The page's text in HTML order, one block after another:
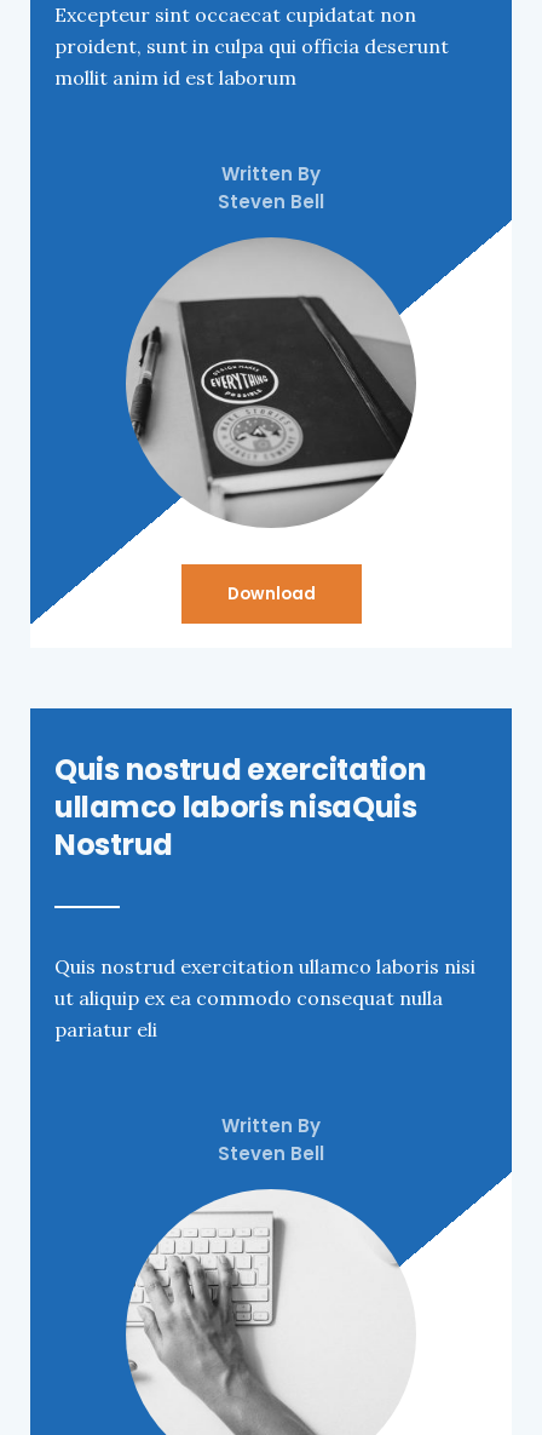
Excepteur sint occaecat cupidatat non
proident, sunt in culpa qui officia deserunt
mollit anim id est laborum
Written By
Steven Bell
Download
Quis nostrud exercitation
ullamco laboris nisaQuis
Nostrud
Quis nostrud exercitation ullamco laboris nisi
ut aliquip ex ea commodo consequat nulla
pariatur eli
Written By
Steven Bell